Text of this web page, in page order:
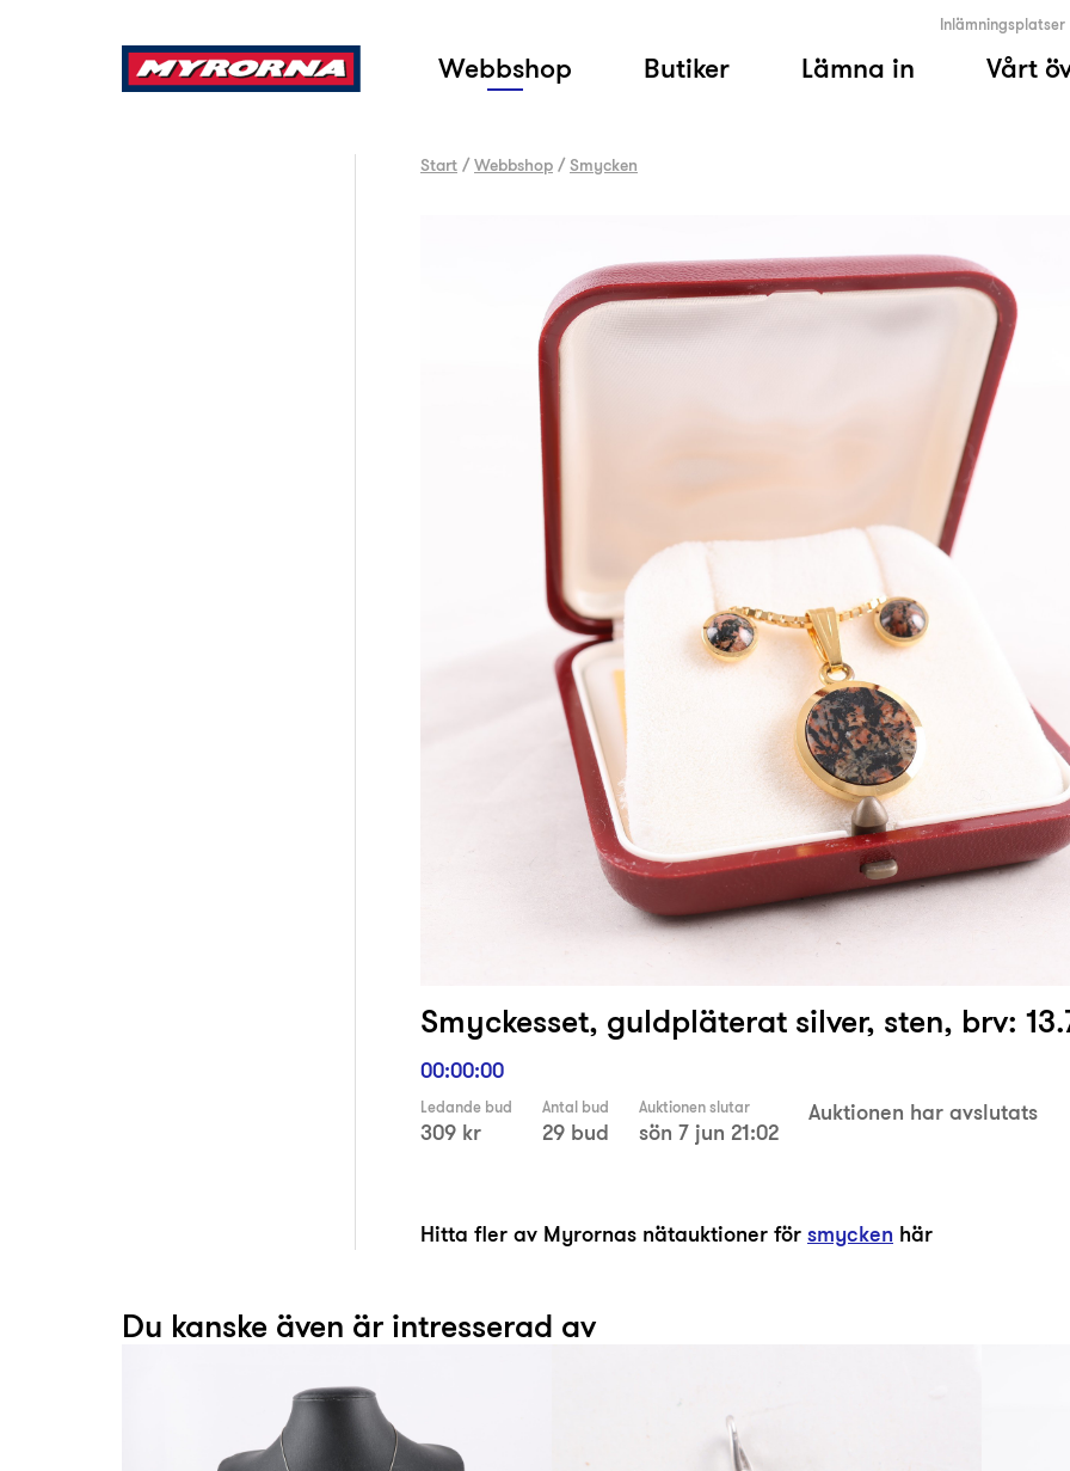
Webbshop Butiker Lämna in Vårt
Inlämningsplatser
Start /Webbshop /Smycken
Smyckesset, guldpläterat silver, sten, brv:
00:00:00
Ledande bud
309 kr
Antal bud
29 bud
Auktionen slutar
sön 7 jun 21:02
Auktionen har avslutats
Hitta fler av Myrornas nätauktioner försmycken här
Du kanske även är intresserad av